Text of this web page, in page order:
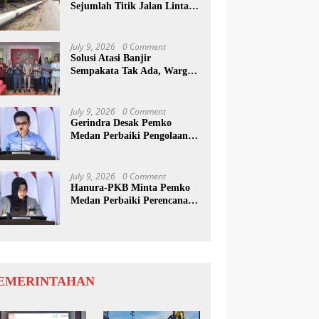
Sejumlah Titik Jalan Lintas
meningkatkan Kewaspadaan
July 9, 2026 0 Comment
Solusi Atasi Banjir
Sempakata Tak Ada, Warga
July 9, 2026 0 Comment
Gerindra Desak Pemko
Medan Perbaiki Pengolaan
July 9, 2026 0 Comment
Hanura-PKB Minta Pemko
Medan Perbaiki Perencanaan